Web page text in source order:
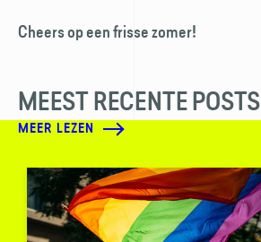
Cheers op een frisse zomer!
MEEST RECENTE POSTS
MEER LEZEN